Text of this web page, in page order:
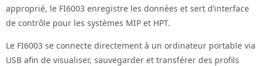
approprié, le FI6003 enregistre les données et sert d’interface
de contrôle pour les systèmes MIP et HPT.
Le FI6003 se connecte directement à un ordinateur portable via
USB afin de visualiser, sauvegarder et transférer des profils